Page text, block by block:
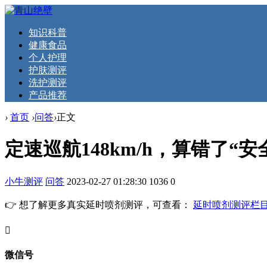
知识科普
健康食品
个人护理
护肤测评
洗护测评
产品推荐
› 首页 ›问答›正文
定速巡航148km/h，算错了“安
小牛测评 问答 2023-02-27 01:28:30 1036 0
👉 想了解更多真实延时喷剂测评，可查看： 延时喷剂测评栏目
󦘖
微信号